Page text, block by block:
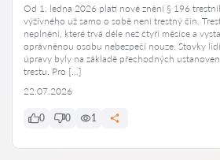
Od 1. ledna 2026 platí nové znění § 196
výživného už samo o sobě není trestný čin.
neplnění, které trvá déle než čtyři měsíce a
oprávněnou osobu nebezpečí nouze. Stovky
úpravy byly na základě přechodných
trestu. Pro […]
22.07.2026
0 0 1